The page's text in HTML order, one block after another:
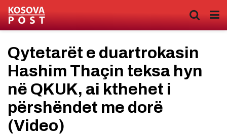
Qytetarët e duartrokasin
Hashim Thaçin teksa hyn
në QKUK, ai kthehet i
përshëndet me dorë
(Video)